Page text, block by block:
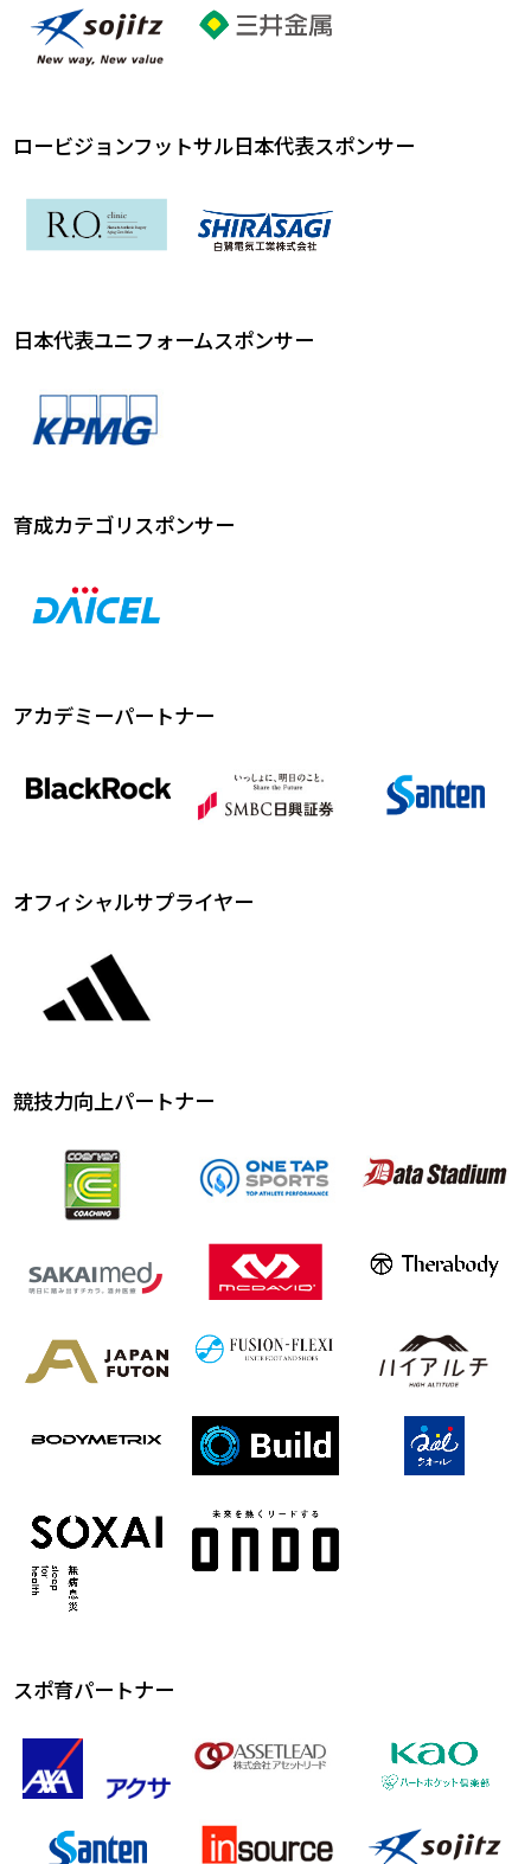
ロービジョンフットサル日本代表スポンサー
日本代表ユニフォームスポンサー
育成カテゴリスポンサー
アカデミーパートナー
オフィシャルサプライヤー
競技力向上パートナー
スポ育パートナー